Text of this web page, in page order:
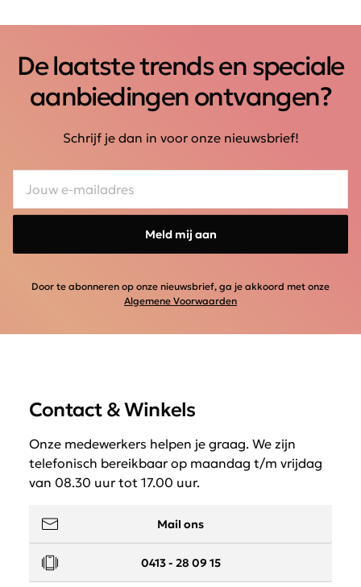
De laatste trends en speciale
aanbiedingen ontvangen?
Schrijf je dan in voor onze nieuwsbrief!
Meld mij aan
Door te abonneren op onze nieuwsbrief, ga je akkoord met onze
Algemene Voorwaarden
Contact & Winkels
Onze medewerkers helpen je graag. We zijn
telefonisch bereikbaar op maandag t/m vrijdag
van 08.30 uur tot 17.00 uur.
Mail ons
0413 - 28 09 15